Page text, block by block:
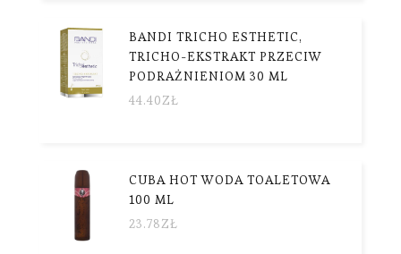
BANDI TRICHO ESTHETIC,
TRICHO-EKSTRAKT PRZECIW
PODRAŻNIENIOM 30 ML
44.40ZŁ
CUBA HOT WODA TOALETOWA
100 ML
23.78ZŁ